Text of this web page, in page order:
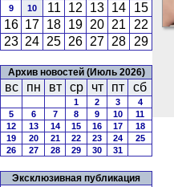
9
10 11 12 13 14
15
16 17 18 19 20 21
22
23 24 25 26 27 28 29
Архив новостей (Июль 2026)
вс пн вт ср чт пт сб
1 2 3
4
5
6 7 8 9 10
11
12
13 14 15 16 17
18
19
20 21 22 23 24
25
26
27 28 29 30 31
Эксклюзивная публикация